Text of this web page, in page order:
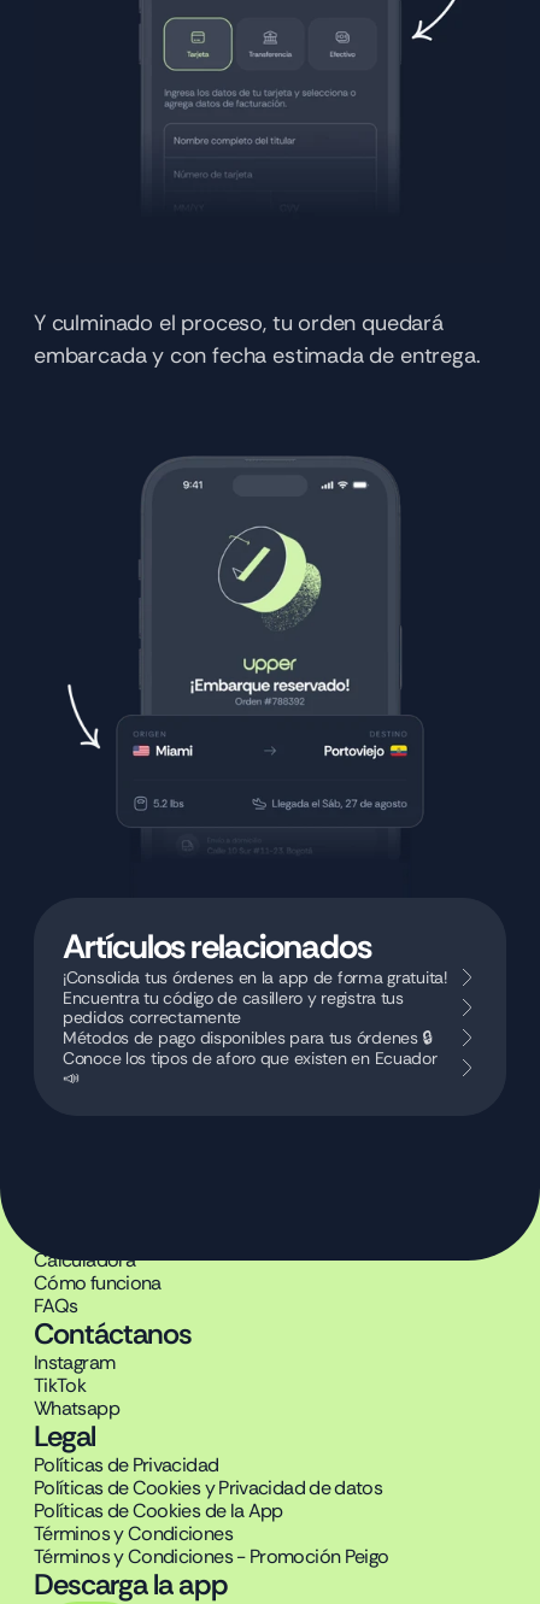
Y culminado el proceso, tu orden quedará
embarcada y con fecha estimada de entrega.
Artículos relacionados
¡Consolida tus órdenes en la app de forma gratuita!
Encuentra tu código de casillero y registra tus
pedidos correctamente
Métodos de pago disponibles para tus órdenes 🔒
Conoce los tipos de aforo que existen en Ecuador
📣
Calculadora
Cómo funciona
FAQs
Contáctanos
Instagram
TikTok
Whatsapp
Legal
Políticas de Privacidad
Políticas de Cookies y Privacidad de datos
Políticas de Cookies de la App
Términos y Condiciones
Términos y Condiciones - Promoción Peigo
Descarga la app